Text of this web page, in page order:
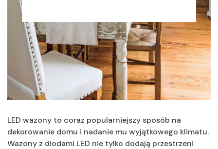
LED wazony to coraz popularniejszy sposób na
dekorowanie domu i nadanie mu wyjątkowego klimatu.
Wazony z diodami LED nie tylko dodają przestrzeni